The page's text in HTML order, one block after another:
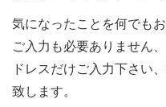
気になったことを何でも
ご入力も必要ありません
ドレスだけご入力下さい
致します。